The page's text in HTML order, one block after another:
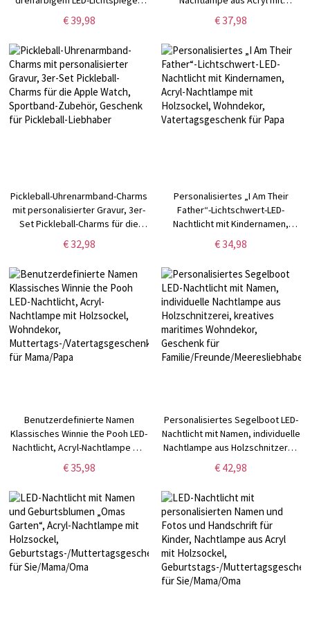
Reise-Schmuck-Schminkbox,
Geburtstagsgeschenk für
€ 39,98
Holzsockel, Schlafzimmerdekor,
Geburtstagsgeschenk für
€ 37,98
Pickleball-Uhrenarmband-Charms
mit personalisierter Gravur, 3er-
Set Pickleball-Charms für die
Apple Watch, Sportband-
Zubehör, Geschenk für Pickleball-
€ 32,98
Personalisiertes „I Am Their
Father“-Lichtschwert-LED-
Nachtlicht mit Kindernamen,
Acryl-Nachtlampe mit Holzsockel,
Wohndekor, Vatertagsgeschenk
€ 34,98
Benutzerdefinierte Namen
Klassisches Winnie the Pooh LED-
Nachtlicht, Acryl-Nachtlampe mit
Holzsockel, Wohndekor,
Muttertags-/Vatertagsgeschenk
€ 35,98
Personalisiertes Segelboot LED-
Nachtlicht mit Namen, individuelle
Nachtlampe aus Holzschnitzerei,
kreatives maritimes Wohndekor,
Geschenk für
Familie/Freunde/Meeresliebhaber
€ 42,98